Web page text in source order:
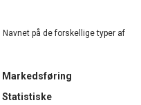
på de forskellige typer af
Markedsføring
Statistiske